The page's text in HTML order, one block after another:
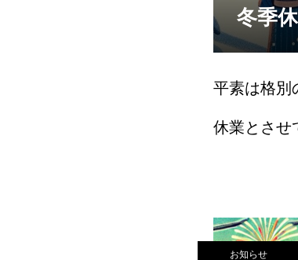
冬季
平素は格別
休業とさせ
お知らせ